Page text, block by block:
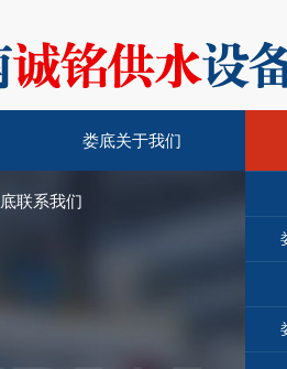
娄底关于我们
联系我们